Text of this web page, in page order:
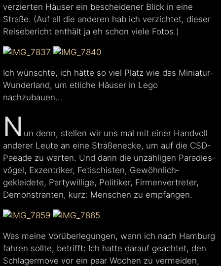
verzierten Häuser ein bescheidener Blick in eine
Straße. (Auf all die anderen hab ich verzichtet, dieser
Reisebericht enthält ja eh schon viele Fotos.)
Ich wünschte, ich hätte so viel Platz wie das Miniatur-
Wunderland, um etliche Häuser in Lego
nachzubauen…
N un denn, stellen wir uns mal mit einer Handvoll
anderer Leute an eine Straßenecke, um auf die CSD-
Paeade zu warten. Und dann die unzähligen Paradies­
vögel, Exzentriker, Fetischisten, Gewöhnlich­
gekleidete, Partywillige, Politiker, Firmen­vertreter,
Demonstranten, kurz: Menschen zu empfangen.
Was meine Vorüberlegungen, wann ich nach Hamburg
fahren sollte, betrifft: Ich hatte darauf geachtet, den
Schlagermove vor ein paar Wochen zu vermeiden,